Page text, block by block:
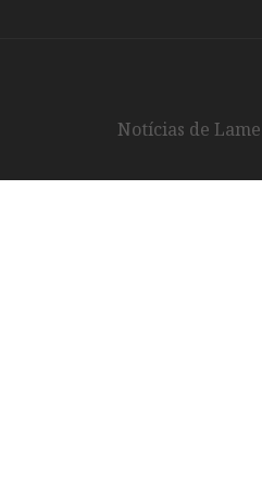
Notícias de